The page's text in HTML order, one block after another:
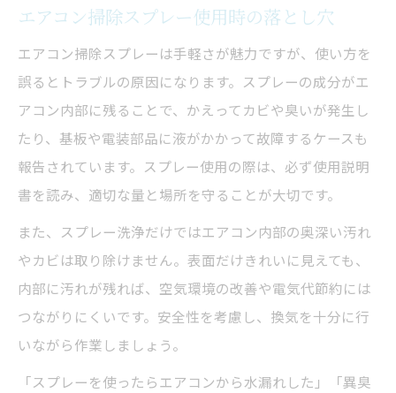
エアコン掃除スプレー使用時の落とし穴
エアコン掃除スプレーは手軽さが魅力ですが、使い方を
誤るとトラブルの原因になります。スプレーの成分がエ
アコン内部に残ることで、かえってカビや臭いが発生し
たり、基板や電装部品に液がかかって故障するケースも
報告されています。スプレー使用の際は、必ず使用説明
書を読み、適切な量と場所を守ることが大切です。
また、スプレー洗浄だけではエアコン内部の奥深い汚れ
やカビは取り除けません。表面だけきれいに見えても、
内部に汚れが残れば、空気環境の改善や電気代節約には
つながりにくいです。安全性を考慮し、換気を十分に行
いながら作業しましょう。
「スプレーを使ったらエアコンから水漏れした」「異臭